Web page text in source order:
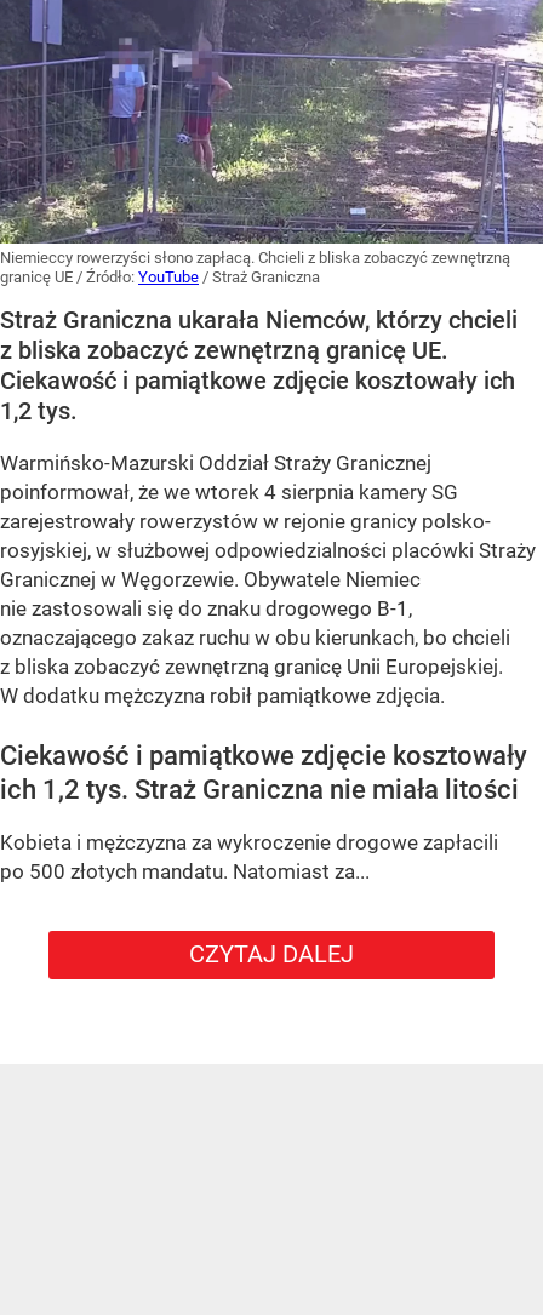
Niemieccy rowerzyści słono zapłacą. Chcieli z bliska zobaczyć zewnętrzną
granicę UE / Źródło: YouTube / Straż Graniczna
Straż Graniczna ukarała Niemców, którzy chcieli
z bliska zobaczyć zewnętrzną granicę UE.
Ciekawość i pamiątkowe zdjęcie kosztowały ich
1,2 tys.
Warmińsko-Mazurski Oddział Straży Granicznej
poinformował, że we wtorek 4 sierpnia kamery SG
zarejestrowały rowerzystów w rejonie granicy polsko-
rosyjskiej, w służbowej odpowiedzialności placówki Straży
Granicznej w Węgorzewie. Obywatele Niemiec
nie zastosowali się do znaku drogowego B-1,
oznaczającego zakaz ruchu w obu kierunkach, bo chcieli
z bliska zobaczyć zewnętrzną granicę Unii Europejskiej.
W dodatku mężczyzna robił pamiątkowe zdjęcia.
Ciekawość i pamiątkowe zdjęcie kosztowały
ich 1,2 tys. Straż Graniczna nie miała litości
Kobieta i mężczyzna za wykroczenie drogowe zapłacili
po 500 złotych mandatu. Natomiast za...
CZYTAJ DALEJ